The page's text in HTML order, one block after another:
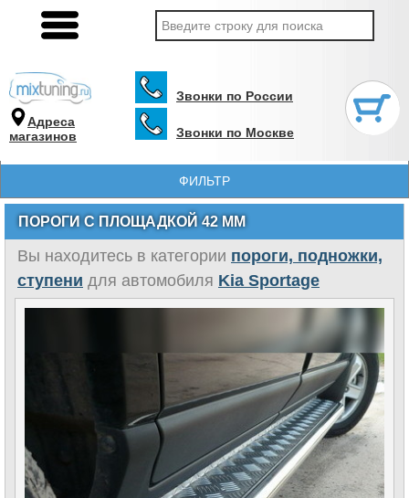
Адреса
магазинов
Звонки по России
Звонки по Москве
ФИЛЬТР
ПОРОГИ С ПЛОЩАДКОЙ 42 ММ
Вы находитесь в категории пороги, подножки,
ступени для автомобиля Kia Sportage